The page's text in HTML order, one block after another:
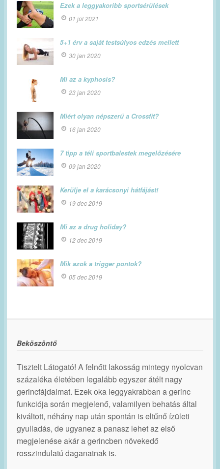
Ezek a leggyakoribb sportsérülések
01 júl 2021
5+1 érv a saját testsúlyos edzés mellett
30 jan 2020
Mi az a kyphosis?
23 jan 2020
Miért olyan népszerű a Crossfit?
16 jan 2020
7 tipp a téli sportbalestek megelőzésére
09 jan 2020
Kerülje el a karácsonyi hátfájást!
19 dec 2019
Mi az a drug holiday?
12 dec 2019
Mik azok a trigger pontok?
05 dec 2019
Beköszöntő
Tisztelt Látogató! A felnőtt lakosság mintegy nyolcvan
százaléka életében legalább egyszer átélt nagy
gerincfájdalmat. Ezek oka leggyakrabban a gerinc
funkciója során megjelenő, valamilyen behatás által
kiváltott, néhány nap után spontán is eltűnő ízületi
gyulladás, de ugyanez a panasz lehet az első
megjelenése akár a gerincben növekedő
rosszindulatú daganatnak is.